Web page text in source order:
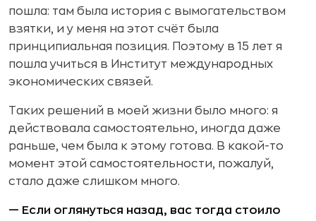
пошла: там была история с вымогательством
взятки, и у меня на этот счёт была
принципиальная позиция. Поэтому в 15 лет я
пошла учиться в Институт международных
экономических связей.
Таких решений в моей жизни было много: я
действовала самостоятельно, иногда даже
раньше, чем была к этому готова. В какой-то
момент этой самостоятельности, пожалуй,
стало даже слишком много.
— Если оглянуться назад, вас тогда стоило